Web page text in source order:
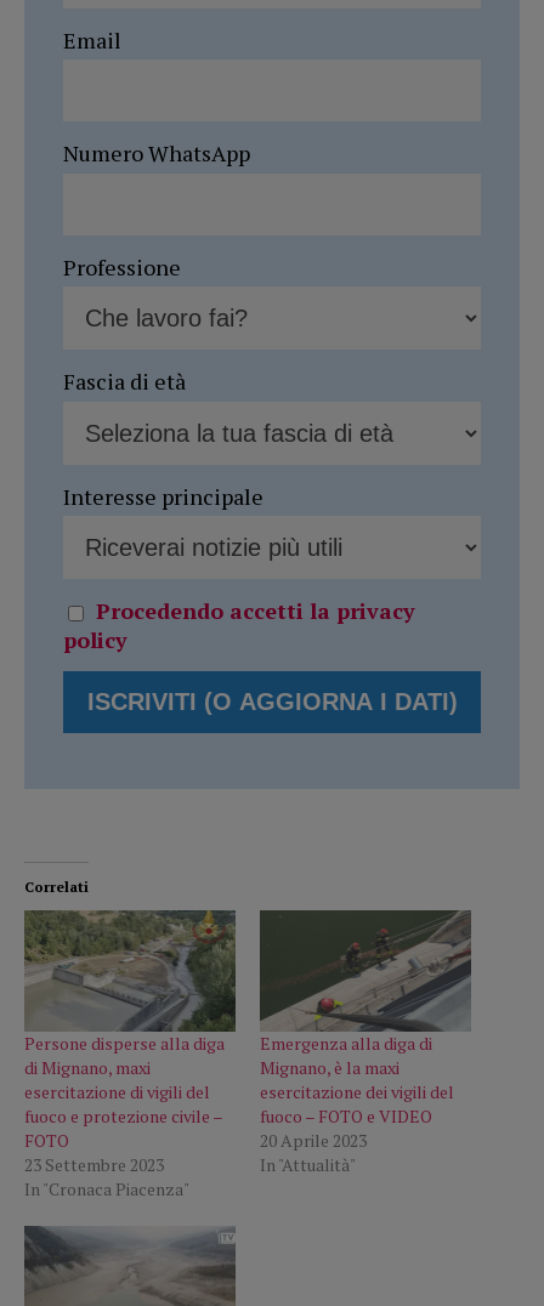
Email
Numero WhatsApp
Professione
Fascia di età
Interesse principale
Procedendo accetti la privacy
policy
Correlati
Persone disperse alla diga
di Mignano, maxi
esercitazione di vigili del
fuoco e protezione civile –
FOTO
23 Settembre 2023
In "Cronaca Piacenza"
Emergenza alla diga di
Mignano, è la maxi
esercitazione dei vigili del
fuoco – FOTO e VIDEO
20 Aprile 2023
In "Attualità"